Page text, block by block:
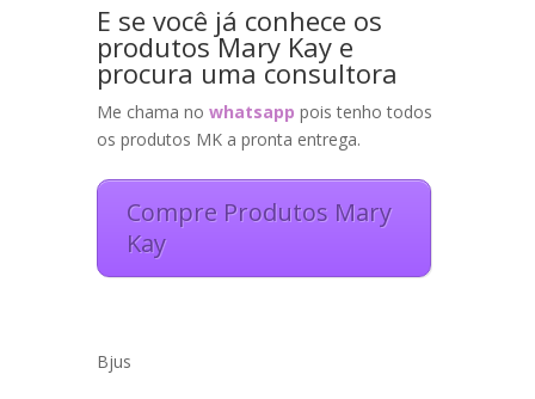
E se você já conhece os
produtos Mary Kay e
procura uma consultora
Me chama no whatsapp pois tenho todos
os produtos MK a pronta entrega.
Compre Produtos Mary
Kay
Bjus